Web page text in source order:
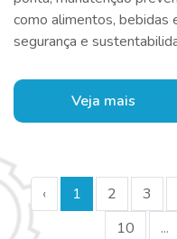
como alimentos, bebidas
segurança e
Veja mais
‹ 1 2 3
10
...